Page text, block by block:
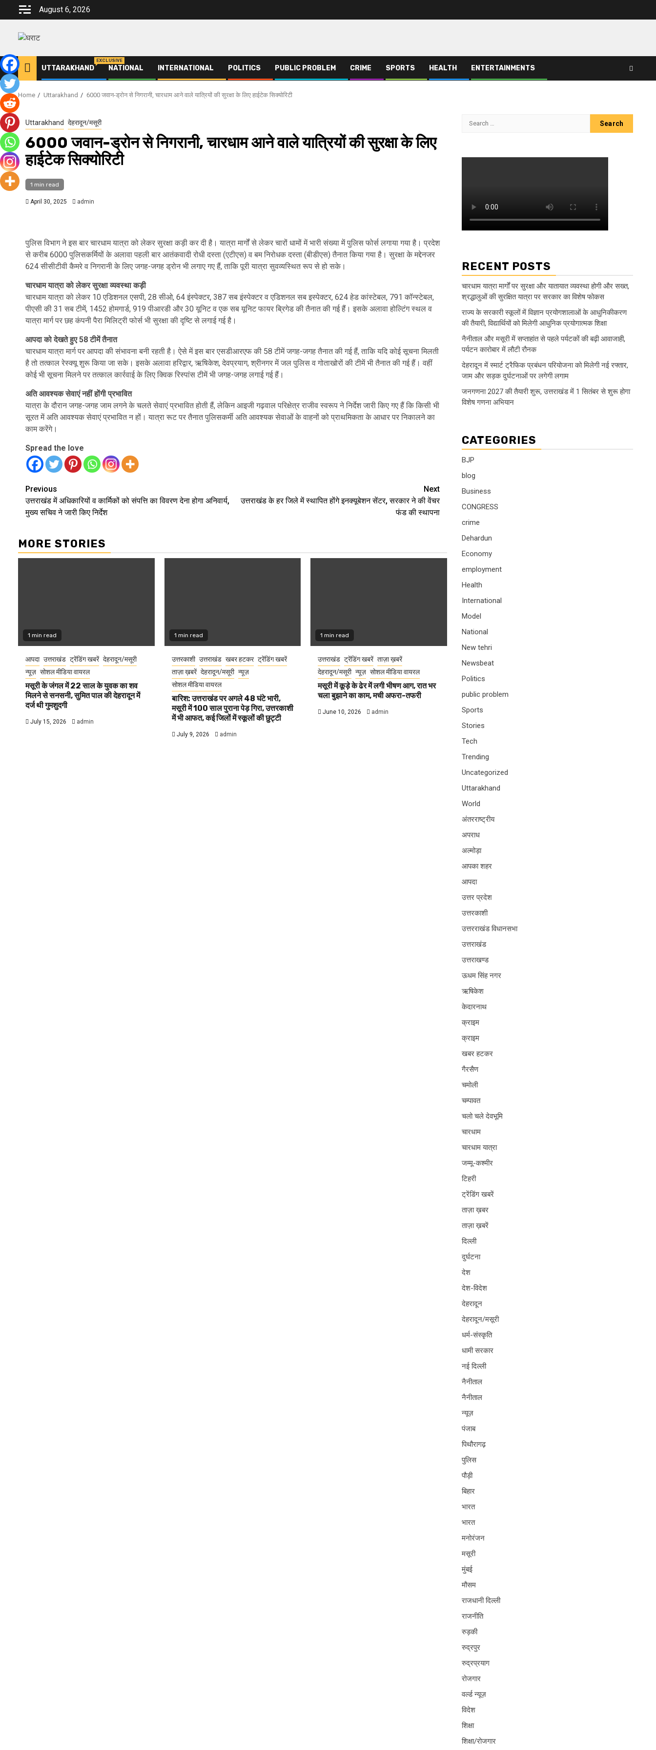
August 6, 2026
UTTARAKHAND
EXCLUSIVE
NATIONAL INTERNATIONAL POLITICS PUBLIC PROBLEM CRIME SPORTS HEALTH ENTERTAINMENTS
Home Uttarakhand 6000 जवान-ड्रोन से निगरानी, चारधाम आने वाले यात्रियों की सुरक्षा के लिए हाईटेक सिक्योरिटी
Uttarakhand देहरादून/मसूरी
6000 जवान-ड्रोन से निगरानी, चारधाम आने वाले यात्रियों की सुरक्षा के लिए
हाईटेक सिक्योरिटी
1 min read
April 30, 2025 admin
पुलिस विभाग ने इस बार चारधाम यात्रा को लेकर सुरक्षा कड़ी कर दी है। यात्रा मार्गों से लेकर चारों धामों में भारी संख्या में पुलिस फोर्स लगाया गया है। प्रदेश
से करीब 6000 पुलिसकर्मियों के अलावा पहली बार आतंकवादी रोधी दस्ता (एटीएस) व बम निरोधक दस्ता (बीडीएस) तैनात किया गया है। सुरक्षा के मद्देनजर
624 सीसीटीवी कैमरे व निगरानी के लिए जगह-जगह ड्रोन भी लगाए गए हैं, ताकि पूरी यात्रा सुवव्यस्थित रूप से हो सके।
चारधाम यात्रा को लेकर सुरक्षा व्यवस्था कड़ी
चारधाम यात्रा को लेकर 10 एडिशनल एसपी, 28 सीओ, 64 इंस्पेक्टर, 387 सब इंस्पेक्टर व एडिशनल सब इस्पेक्टर, 624 हेड कांस्टेबल, 791 कॉन्स्टेबल,
पीएसी की 31 सब टीमें, 1452 होमगार्ड, 919 पीआरडी और 30 यूनिट व एक सब यूनिट फायर ब्रिगेड की तैनात की गई हैं। इसके अलावा होल्टिंग स्थल व
यात्रा मार्ग पर छह कंपनी पैरा मिलिट्री फोर्स भी सुरक्षा की दृष्टि से लगाई गई है।
आपदा को देखते हुए 58 टीमें तैनात
चारधाम यात्रा मार्ग पर आपदा की संभावना बनी रहती है। ऐसे में इस बार एसडीआरएफ की 58 टीमें जगह-जगह तैनात की गई हैं, ताकि यदि कोई सूचना मिलती
है तो तत्काल रेस्क्यू शुरू किया जा सके। इसके अलावा हरिद्वार, ऋषिकेश, देवप्रयाग, श्रीनगर में जल पुलिस व गोताखोरों की टीमें भी तैनात की गई हैं। वहीं
कोई भी सूचना मिलने पर तत्काल कार्रवाई के लिए क्विक रिस्पांस टीमें भी जगह-जगह लगाई गई हैं।
अति आवश्यक सेवाएं नहीं होंगी प्रभावित
यात्रा के दौरान जगह-जगह जाम लगने के चलते सेवाएं प्रभावित होती हैं, लेकिन आइजी गढ़वाल परिक्षेत्र राजीव स्वरूप ने निर्देश जारी किए गए हैं कि किसी भी
सूरत में अति आवश्यक सेवाएं प्रभावित न हों। यात्रा रूट पर तैनात पुलिसकर्मी अति आवश्यक सेवाओं के वाहनों को प्राथमिकता के आधार पर निकालने का
काम करेंगे।
Spread the love
Continue
Reading
Previous
उत्तराखंड में अधिकारियों व कार्मिकों को संपत्ति का विवरण देना होगा अनिवार्य,
मुख्य सचिव ने जारी किए निर्देश
Next
उत्तराखंड के हर जिले में स्थापित होंगे इनक्यूबेशन सेंटर, सरकार ने की वेंचर
फंड की स्थापना
MORE STORIES
1 min read
आपदा उत्तराखंड ट्रेंडिंग खबरें देहरादून/मसूरी
न्यूज़ सोशल मीडिया वायरल
मसूरी के जंगल में 22 साल के युवक का शव
मिलने से सनसनी, सुमित पाल की देहरादून में
दर्ज थी गुमशुदगी
July 15, 2026 admin
1 min read
उत्तरकाशी उत्तराखंड खबर हटकर ट्रेंडिंग खबरें
ताज़ा ख़बरें देहरादून/मसूरी न्यूज़
सोशल मीडिया वायरल
बारिश: उत्तराखंड पर अगले 48 घंटे भारी,
मसूरी में 100 साल पुराना पेड़ गिरा, उत्तरकाशी
में भी आफत, कई जिलों में स्कूलों की छुट्टी
July 9, 2026 admin
1 min read
उत्तराखंड ट्रेंडिंग खबरें ताज़ा ख़बरें
देहरादून/मसूरी न्यूज़ सोशल मीडिया वायरल
मसूरी में कूड़े के ढेर में लगी भीषण आग, रात भर
चला बुझाने का काम, मची अफरा-तफरी
June 10, 2026 admin
Search
RECENT POSTS
चारधाम यात्रा मार्गों पर सुरक्षा और यातायात व्यवस्था होगी और सख्त,
श्रद्धालुओं की सुरक्षित यात्रा पर सरकार का विशेष फोकस
राज्य के सरकारी स्कूलों में विज्ञान प्रयोगशालाओं के आधुनिकीकरण
की तैयारी, विद्यार्थियों को मिलेगी आधुनिक प्रयोगात्मक शिक्षा
नैनीताल और मसूरी में सप्ताहांत से पहले पर्यटकों की बढ़ी आवाजाही,
पर्यटन कारोबार में लौटी रौनक
देहरादून में स्मार्ट ट्रैफिक प्रबंधन परियोजना को मिलेगी नई रफ्तार,
जाम और सड़क दुर्घटनाओं पर लगेगी लगाम
जनगणना 2027 की तैयारी शुरू, उत्तराखंड में 1 सितंबर से शुरू होगा
विशेष गणना अभियान
CATEGORIES
BJP
blog
Business
CONGRESS
crime
Dehardun
Economy
employment
Health
International
Model
National
New tehri
Newsbeat
Politics
public problem
Sports
Stories
Tech
Trending
Uncategorized
Uttarakhand
World
अंतरराष्ट्रीय
अपराध
अल्मोड़ा
आपका शहर
आपदा
उत्तर प्रदेश
उत्तरकाशी
उत्तरराखंड विधानसभा
उत्तराखंड
उत्तराखण्ड
ऊधम सिंह नगर
ऋषिकेश
केदारनाथ
क्राइम
क्राइम
खबर हटकर
गैरसैण
चमोली
चम्पावत
चलो चले देवभूमि
चारधाम
चारधाम यात्रा
जम्मू-कश्मीर
टिहरी
ट्रेंडिंग खबरें
ताज़ा ख़बर
ताज़ा ख़बरें
दिल्ली
दुर्घटना
देश
देश-विदेश
देहरादून
देहरादून/मसूरी
धर्म-संस्कृति
धामी सरकार
नई दिल्ली
नैनीताल
नैनीताल
न्यूज़
पंजाब
पिथौरागढ़
पुलिस
पौड़ी
बिहार
भारत
भारत
मनोरंजन
मसूरी
मुंबई
मौसम
राजधानी दिल्ली
राजनीति
रुड़की
रुद्रपुर
रुद्रप्रयाग
रोजगार
वर्ल्ड न्यूज़
विदेश
शिक्षा
शिक्षा/रोजगार